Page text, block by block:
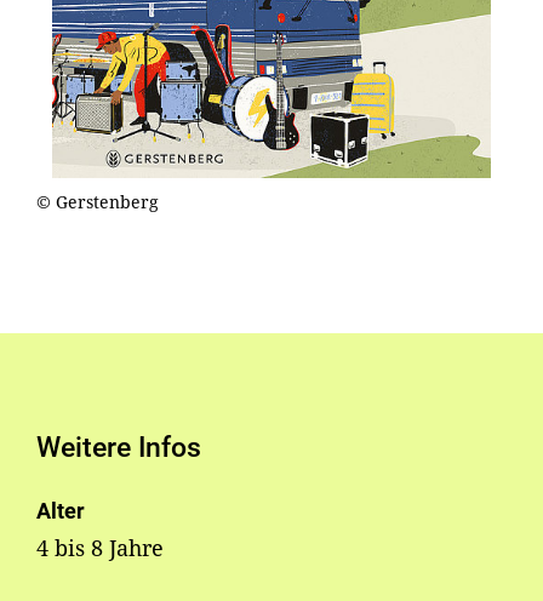
© Gerstenberg
Weitere Infos
Alter
4 bis 8 Jahre